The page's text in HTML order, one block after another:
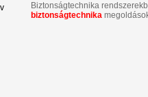
Biztonságtechnika
biztonságtechnika
v